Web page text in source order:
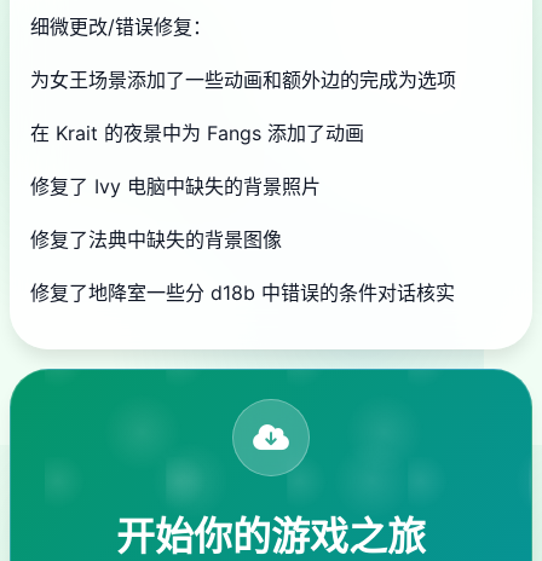
细微更改/错误修复：
为女王场景添加了一些动画和额外边的完成为选项
在 Krait 的夜景中为 Fangs 添加了动画
修复了 Ivy 电脑中缺失的背景照片
修复了法典中缺失的背景图像
修复了地降室一些分 d18b 中错误的条件对话核实
开始你的游戏之旅